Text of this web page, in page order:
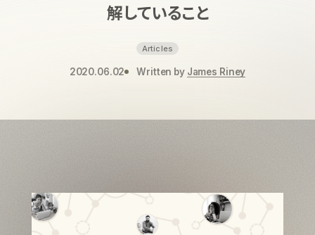
解していること
Articles
2020.06.02 Written by James Riney